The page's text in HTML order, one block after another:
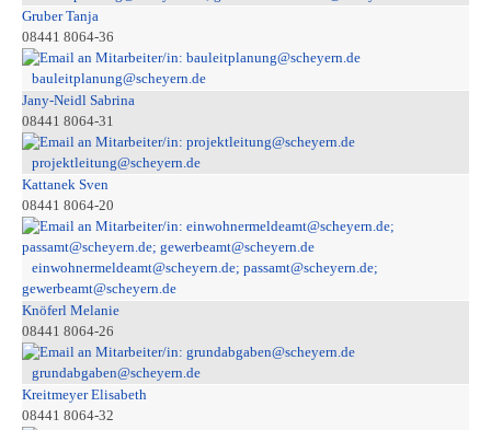
Gruber Tanja
08441 8064-36
bauleitplanung@scheyern.de
Jany-Neidl Sabrina
08441 8064-31
projektleitung@scheyern.de
Kattanek Sven
08441 8064-20
einwohnermeldeamt@scheyern.de; passamt@scheyern.de;
gewerbeamt@scheyern.de
Knöferl Melanie
08441 8064-26
grundabgaben@scheyern.de
Kreitmeyer Elisabeth
08441 8064-32